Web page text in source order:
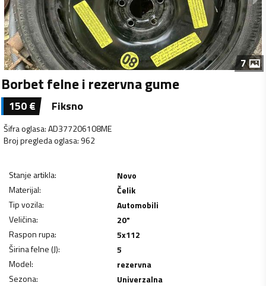
7
Borbet felne i rezervna gume
150€ Fiksno
Šifra oglasa:AD377206108ME
Broj pregleda oglasa: 962
Stanje artikla:
Novo
Materijal:
Čelik
Tip vozila:
Automobili
Veličina:
20"
Raspon rupa:
5x112
Širina felne (J):
5
Model:
rezervna
Sezona:
Univerzalna